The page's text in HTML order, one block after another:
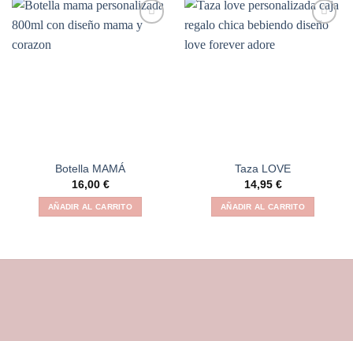
Botella MAMÁ
16,00 €
AÑADIR AL CARRITO
Taza LOVE
14,95 €
AÑADIR AL CARRITO